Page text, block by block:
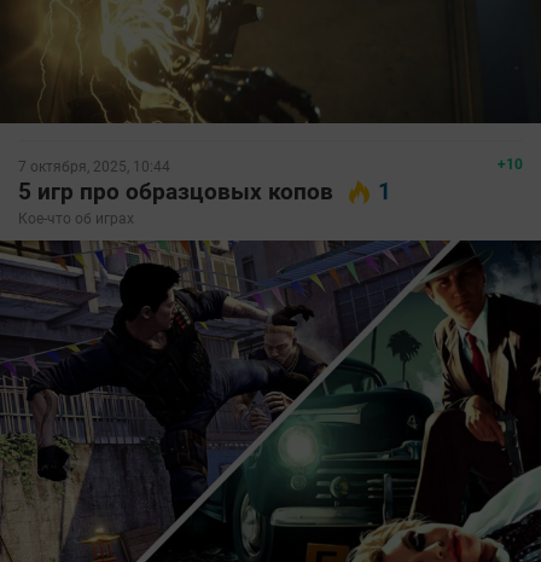
+10
7 октября, 2025, 10:44
5 игр про образцовых копов 1
Кое-что об играх